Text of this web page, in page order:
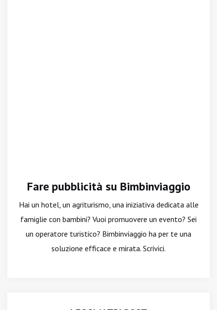
Fare pubblicità su Bimbinviaggio
Hai un hotel, un agriturismo, una iniziativa dedicata alle
famiglie con bambini? Vuoi promuovere un evento? Sei
un operatore turistico? Bimbinviaggio ha per te una
soluzione efficace e mirata. Scrivici.